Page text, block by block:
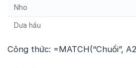
Nho
Dưa hấu
Công thức: =MATCH(“Chuối”,